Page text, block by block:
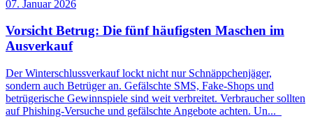
07. Januar 2026
Vorsicht Betrug: Die fünf häufigsten Maschen im
Ausverkauf
Der Winterschlussverkauf lockt nicht nur Schnäppchenjäger,
sondern auch Betrüger an. Gefälschte SMS, Fake-Shops und
betrügerische Gewinnspiele sind weit verbreitet. Verbraucher sollten
auf Phishing-Versuche und gefälschte Angebote achten. Un...